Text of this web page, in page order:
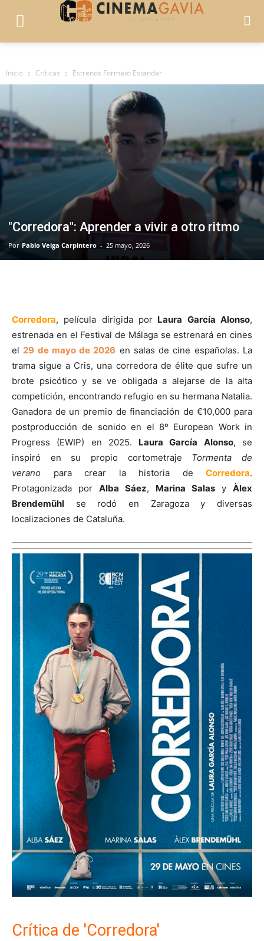
Inicio Críticas Estrenos Formato Estandar
"Corredora": Aprender a vivir a otro ritmo
Por Pablo Veiga Carpintero - 25 mayo, 2026
Corredora, película dirigida por Laura García Alonso,
estrenada en el Festival de Málaga se estrenará en cines
el 29 de mayo de 2026 en salas de cine españolas. La
trama sigue a Cris, una corredora de élite que sufre un
brote psicótico y se ve obligada a alejarse de la alta
competición, encontrando refugio en su hermana Natalia.
Ganadora de un premio de financiación de €10,000 para
postproducción de sonido en el 8º European Work in
Progress (EWIP) en 2025. Laura García Alonso, se
inspiró en su propio cortometraje Tormenta de
verano para crear la historia de Corredora.
Protagonizada por Alba Sáez, Marina Salas y Àlex
Brendemühl se rodó en Zaragoza y diversas
localizaciones de Cataluña.
Crítica de 'Corredora'